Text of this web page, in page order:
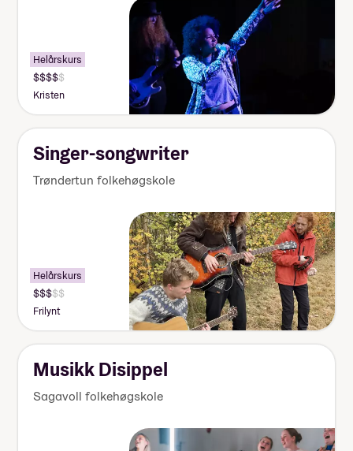
Helårskurs
Kristen
Singer-songwriter
Trøndertun folkehøgskole
Helårskurs
Frilynt
Musikk Disippel
Sagavoll folkehøgskole